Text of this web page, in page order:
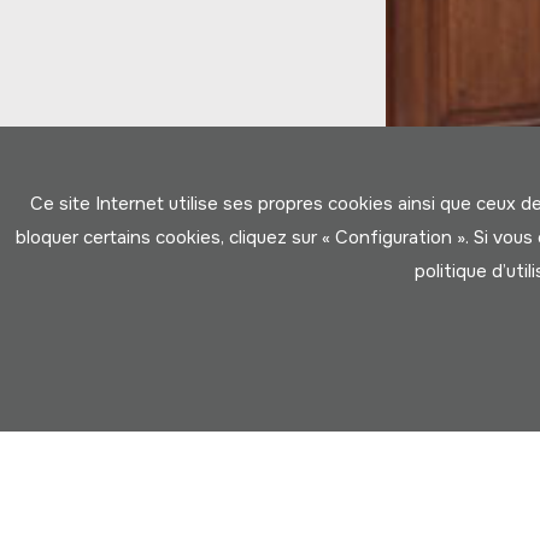
Ce site Internet utilise ses propres cookies ainsi que ceux
bloquer certains cookies, cliquez sur « Configuration ». Si
politique